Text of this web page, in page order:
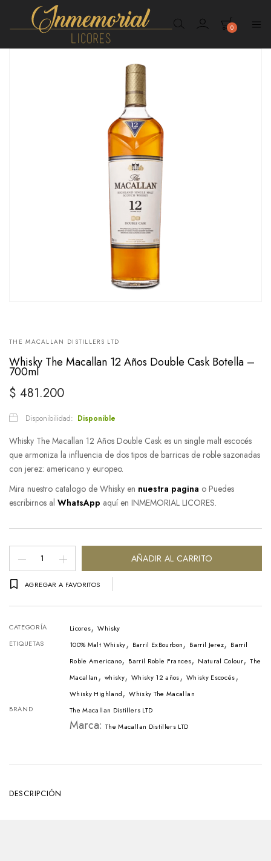
Inmemorial
0
THE MACALLAN DISTILLERS LTD
Whisky The Macallan 12 Años Double Cask Botella –
700ml
$ 481.200
Disponibilidad: Disponible
Whisky The Macallan 12 Años Double Cask es un single malt escocés
que armoniza la influencia de dos tipos de barricas de roble sazonadas
con jerez: americano y europeo.
Mira nuestro catalogo de Whisky en nuestra pagina o Puedes
escribirnos al WhatsApp aquí en INMEMORIAL LICORES.
Whisky
The
Macallan
12
Años
Double
AÑADIR AL CARRITO
AGREGAR A FAVORITOS
CATEGORÍA Licores,Whisky
ETIQUETAS
100% Malt Whisky, Barril ExBourbon, Barril Jerez, Barril
Roble Americano, Barril Roble Frances, Natural Colour,The
Macallan, whisky, Whisky 12 años, Whisky Escocés,
Whisky Highland,Whisky The Macallan
BRAND
The Macallan Distillers LTD
Marca: The Macallan Distillers LTD
DESCRIPCIÓN